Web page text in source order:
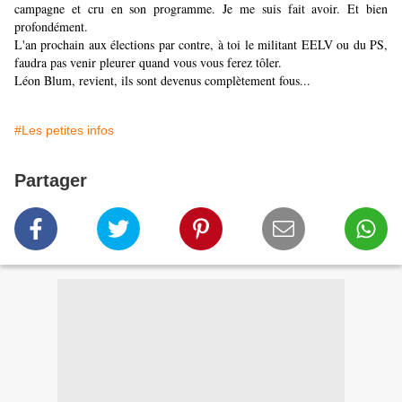
campagne et cru en son programme. Je me suis fait avoir. Et bien
profondément.
L'an prochain aux élections par contre, à toi le militant EELV ou du PS,
faudra pas venir pleurer quand vous vous ferez tôler.
Léon Blum, revient, ils sont devenus complètement fous...
#Les petites infos
Partager